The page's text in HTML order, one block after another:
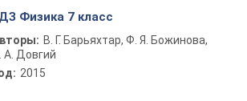
Физика 7 класс
В. Г. Барьяхтар, Ф. Я. Божинова,
А. Довгий
2015